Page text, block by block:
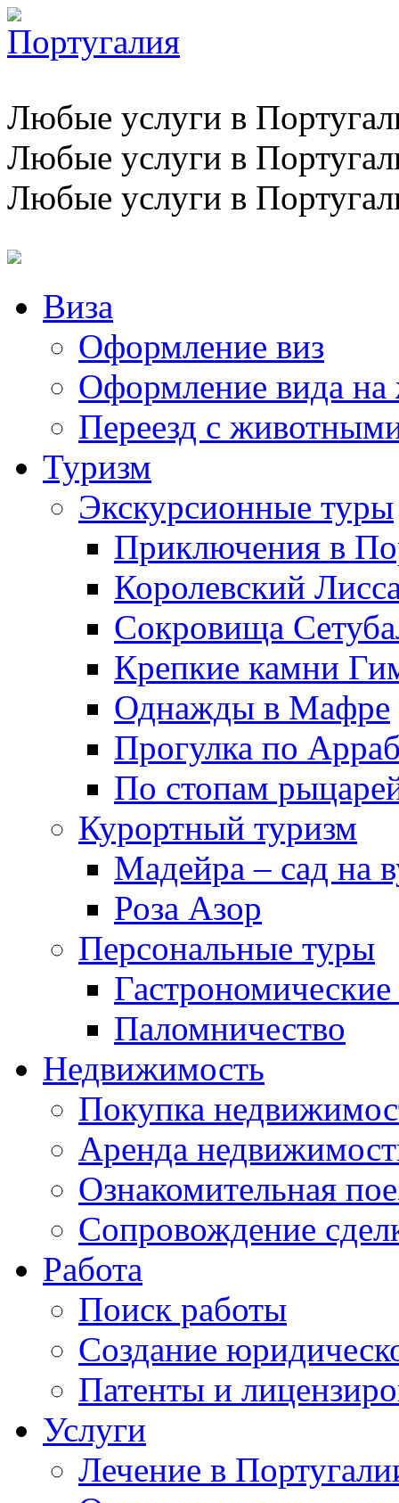
Любые услуги в
Любые услуги в
Любые услуги в
Виза
Оформление виз
Оформление вида на
Переезд с
Туризм
Экскурсионные туры
Приключения в
Королевский
Сокровища
Крепкие камни
Однажды в Мафре
Прогулка по
По стопам
Курортный туризм
Мадейра – сад на
Роза Азор
Персональные туры
Паломничество
Недвижимость
Покупка
Аренда
Ознакомительная
Сопровождение
Работа
Поиск работы
Создание
Патенты и
Услуги
Лечение в